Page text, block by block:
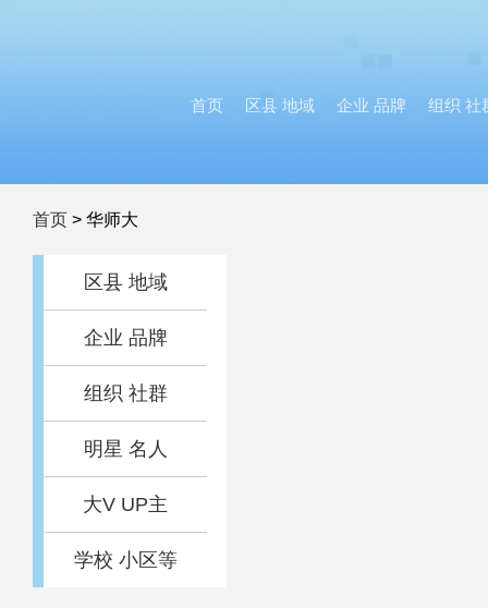
首页 区县 地域 企业 品牌 组织 社
首页 > 华师大
区县 地域
企业 品牌
组织 社群
明星 名人
大V UP主
学校 小区等